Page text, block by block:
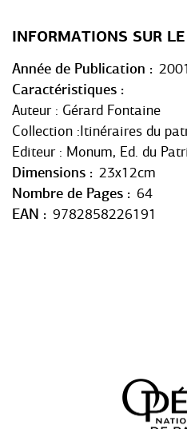
INFORMATIONS SUR
Année de Publication
2001
Caractéristiques
Auteur : Gérard Fontaine
Collection :Itinéraires du
Editeur : Monum, Ed. du
Dimensions
23x12cm
Nombre de Pages
64
EAN
9782858226191